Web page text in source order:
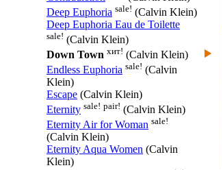
Deep Euphoria sale! (Calvin Klein)
Deep Euphoria Eau de Toilette
sale! (Calvin Klein)
Down Town хит! (Calvin Klein)
Endless Euphoria sale! (Calvin
Klein)
Escape (Calvin Klein)
Eternity sale! pair! (Calvin Klein)
Eternity Air for Woman sale!
(Calvin Klein)
Eternity Aqua Women (Calvin
Klein)